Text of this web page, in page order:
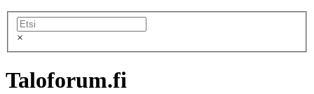
×
Taloforum.fi